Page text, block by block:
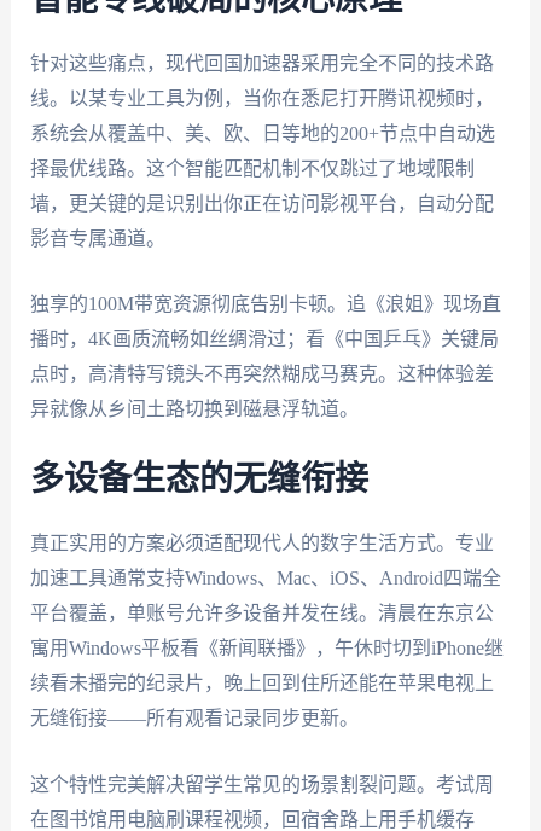
针对这些痛点，现代回国加速器采用完全不同的技术路
线。以某专业工具为例，当你在悉尼打开腾讯视频时，
系统会从覆盖中、美、欧、日等地的200+节点中自动选
择最优线路。这个智能匹配机制不仅跳过了地域限制
墙，更关键的是识别出你正在访问影视平台，自动分配
影音专属通道。
独享的100M带宽资源彻底告别卡顿。追《浪姐》现场直
播时，4K画质流畅如丝绸滑过；看《中国乒乓》关键局
点时，高清特写镜头不再突然糊成马赛克。这种体验差
异就像从乡间土路切换到磁悬浮轨道。
多设备生态的无缝衔接
真正实用的方案必须适配现代人的数字生活方式。专业
加速工具通常支持Windows、Mac、iOS、Android四端全
平台覆盖，单账号允许多设备并发在线。清晨在东京公
寓用Windows平板看《新闻联播》，午休时切到iPhone继
续看未播完的纪录片，晚上回到住所还能在苹果电视上
无缝衔接——所有观看记录同步更新。
这个特性完美解决留学生常见的场景割裂问题。考试周
在图书馆用电脑刷课程视频，回宿舍路上用手机缓存